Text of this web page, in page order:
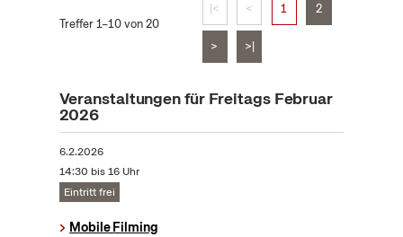
Treffer 1–10 von 20
|< < 1 2
> >|
Veranstaltungen für Freitags Februar
2026
6.2.2026
14:30 bis 16 Uhr
Eintritt frei
Mobile Filming